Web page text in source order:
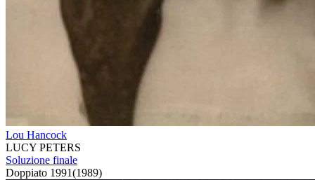
Lou Hancock
LUCY PETERS
Soluzione finale
Doppiato 1991(1989)